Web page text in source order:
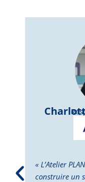
« L’Atelier
construire un